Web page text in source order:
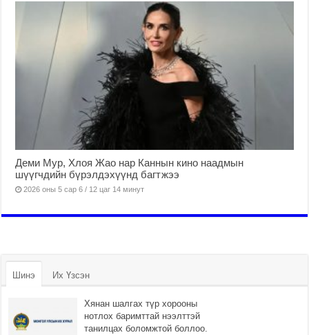
Деми Мур, Хлоя Жао нар Каннын кино наадмын
шүүгчдийн бүрэлдэхүүнд багтжээ
2026 оны 5 сар 6 / 12 цаг 14 минут
Шинэ Их Үзсэн
Хянан шалгах түр хорооны
нотлох баримттай нээлттэй
танилцах боломжтой боллоо.